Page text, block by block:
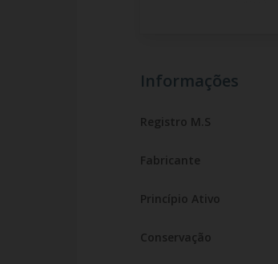
Informações
Registro M.S
Fabricante
Princípio Ativo
Conservação